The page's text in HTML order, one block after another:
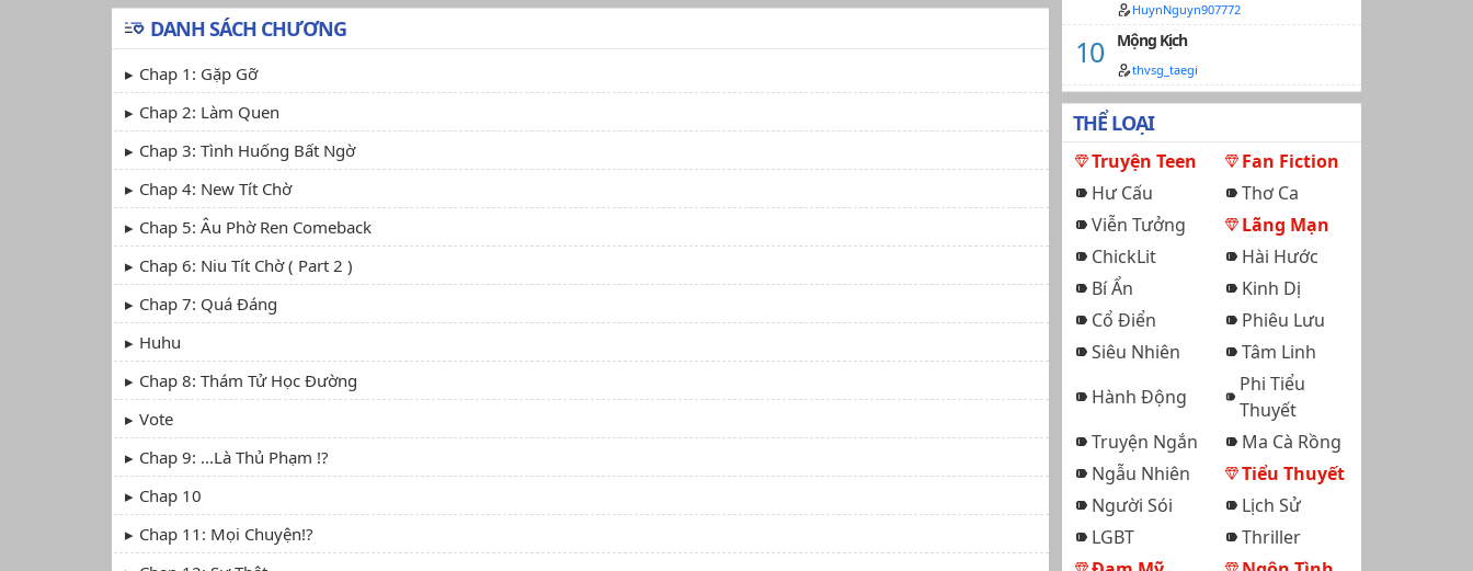
DANH SÁCH CHƯƠNG
Chap 1: Gặp Gỡ
Chap 2: Làm Quen
Chap 3: Tình Huống Bất Ngờ
Chap 4: New Tít Chờ
Chap 5: Âu Phờ Ren Comeback
Chap 6: Niu Tít Chờ ( Part 2 )
Chap 7: Quá Đáng
Huhu
Chap 8: Thám Tử Học Đường
Vote
Chap 9: ...Là Thủ Phạm !?
Chap 10
Chap 11: Mọi Chuyện!?
HuynNguyn907772
Mộng Kịch
thvsg_taegi
THỂ LOẠI
Truyện Teen
Fan Fiction
Hư Cấu
Thơ Ca
Viễn Tưởng
Lãng Mạn
ChickLit
Hài Hước
Bí Ẩn
Kinh Dị
Cổ Điển
Phiêu Lưu
Siêu Nhiên
Tâm Linh
Hành Động
Phi Tiểu
Thuyết
Truyện Ngắn
Ma Cà Rồng
Ngẫu Nhiên
Tiểu Thuyết
Người Sói
Lịch Sử
LGBT
Thriller